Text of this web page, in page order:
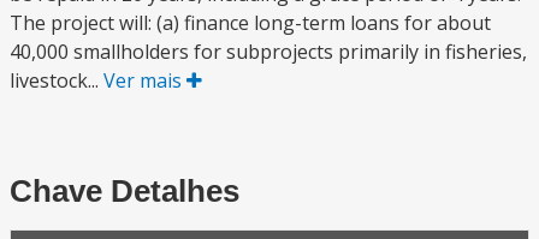
The project will: (a) finance long-term loans for about
40,000 smallholders for subprojects primarily in fisheries,
livestock... Ver mais
Chave Detalhes